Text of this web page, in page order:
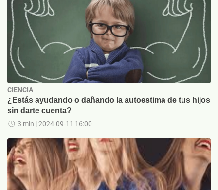
CIENCIA
¿Estás ayudando o dañando la autoestima de tus hijos
sin darte cuenta?
3 min | 2024-09-11 16:00